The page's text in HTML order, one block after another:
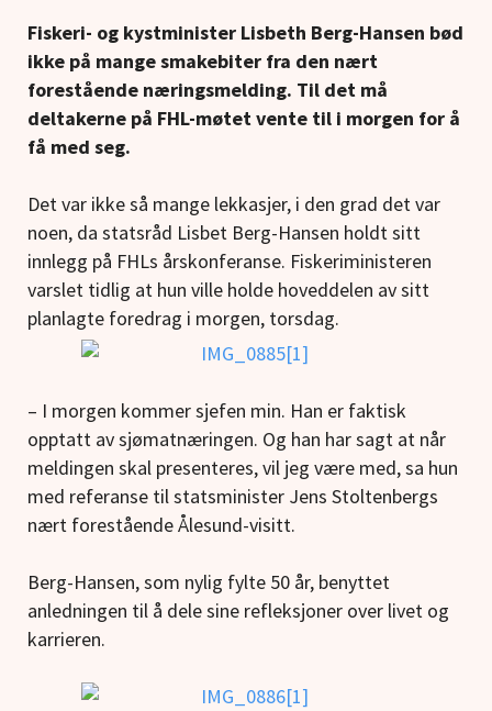
Fiskeri- og kystminister Lisbeth Berg-Hansen bød
ikke på mange smakebiter fra den nært
forestående næringsmelding. Til det må
deltakerne på FHL-møtet vente til i morgen for å
få med seg.
Det var ikke så mange lekkasjer, i den grad det var
noen, da statsråd Lisbet Berg-Hansen holdt sitt
innlegg på FHLs årskonferanse. Fiskeriministeren
varslet tidlig at hun ville holde hoveddelen av sitt
planlagte foredrag i morgen, torsdag.
– I morgen kommer sjefen min. Han er faktisk
opptatt av sjømatnæringen. Og han har sagt at når
meldingen skal presenteres, vil jeg være med, sa hun
med referanse til statsminister Jens Stoltenbergs
nært forestående Ålesund-visitt.
Berg-Hansen, som nylig fylte 50 år, benyttet
anledningen til å dele sine refleksjoner over livet og
karrieren.